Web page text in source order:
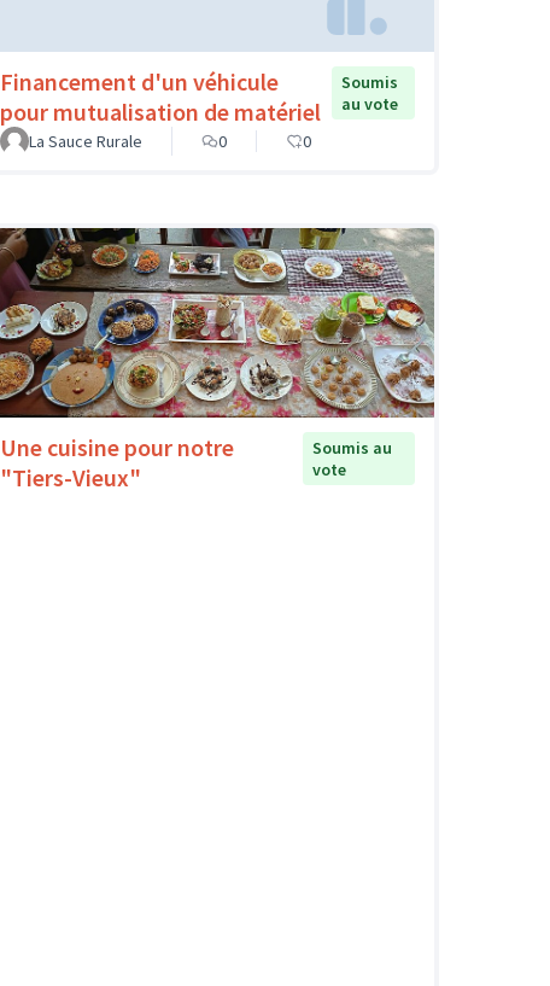
Financement d'un véhicule
pour mutualisation de matériel
Soumis
au vote
La Sauce Rurale
0 0
Une cuisine pour notre
"Tiers-Vieux"
Soumis au
vote